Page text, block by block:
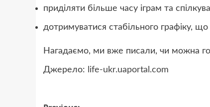
приділяти більше часу іграм та
дотримуватися стабільного графіку,
Нагадаємо, ми вже писали, чи можна
Джерело: life-ukr.uaportal.com